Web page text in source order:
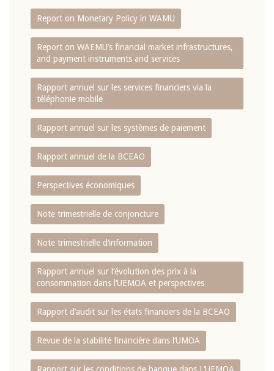
Report on Monetary Policy in WAMU
Report on WAEMU’s financial market infrastructures,
and payment instruments and services
Rapport annuel sur les services financiers via la
téléphonie mobile
Rapport annuel sur les systèmes de paiement
Rapport annuel de la BCEAO
Perspectives économiques
Note trimestrielle de conjoncture
Note trimestrielle d‘information
Rapport annuel sur l‘évolution des prix à la
consommation dans l‘UEMOA et perspectives
Rapport d‘audit sur les états financiers de la BCEAO
Revue de la stabilité financière dans l‘UMOA